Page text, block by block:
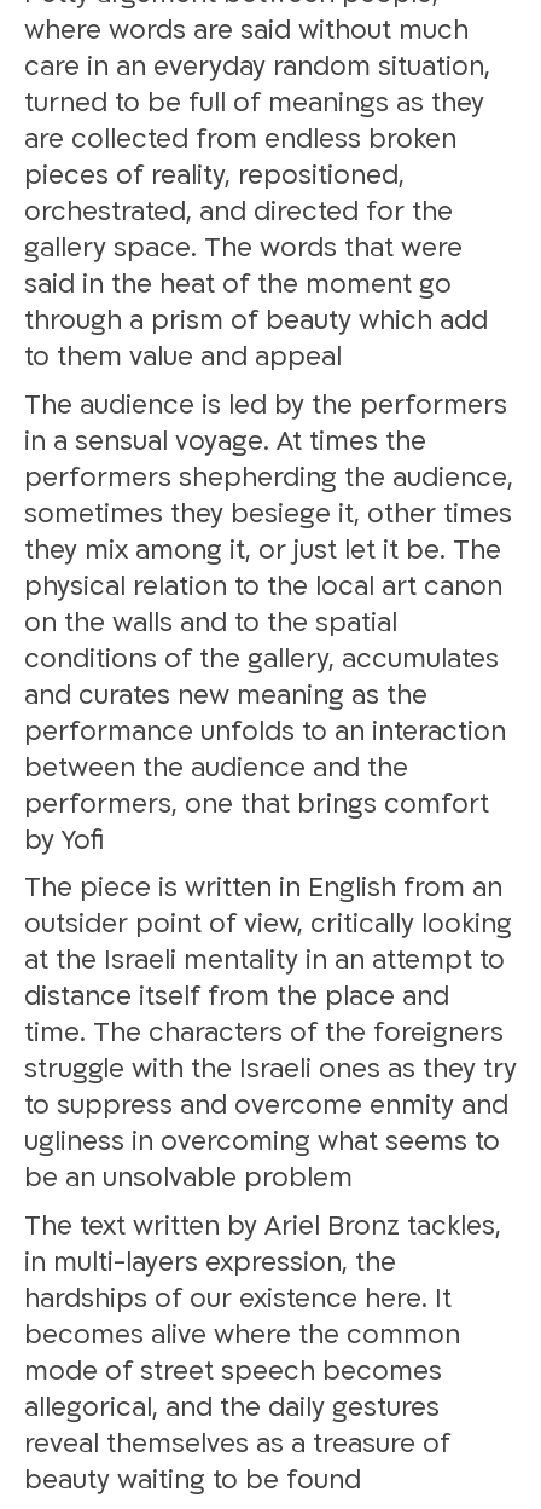
where words are said without much
care in an everyday random situation,
turned to be full of meanings as they
are collected from endless broken
pieces of reality, repositioned,
orchestrated, and directed for the
gallery space. The words that were
said in the heat of the moment go
through a prism of beauty which add
to them value and appeal
The audience is led by the performers
in a sensual voyage. At times the
performers shepherding the audience,
sometimes they besiege it, other times
they mix among it, or just let it be. The
physical relation to the local art canon
on the walls and to the spatial
conditions of the gallery, accumulates
and curates new meaning as the
performance unfolds to an interaction
between the audience and the
performers, one that brings comfort
by Yofi
The piece is written in English from an
outsider point of view, critically looking
at the Israeli mentality in an attempt to
distance itself from the place and
time. The characters of the foreigners
struggle with the Israeli ones as they try
to suppress and overcome enmity and
ugliness in overcoming what seems to
be an unsolvable problem
The text written by Ariel Bronz tackles,
in multi-layers expression, the
hardships of our existence here. It
becomes alive where the common
mode of street speech becomes
allegorical, and the daily gestures
reveal themselves as a treasure of
beauty waiting to be found